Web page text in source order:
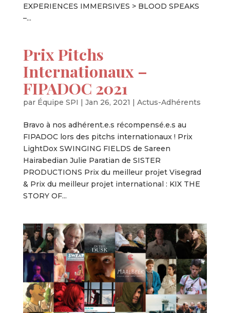
EXPERIENCES IMMERSIVES > BLOOD SPEAKS
–...
Prix Pitchs
Internationaux –
FIPADOC 2021
par Équipe SPI | Jan 26, 2021 | Actus-Adhérents
Bravo à nos adhérent.e.s récompensé.e.s au
FIPADOC lors des pitchs internationaux ! Prix
LightDox SWINGING FIELDS de Sareen
Hairabedian Julie Paratian de SISTER
PRODUCTIONS Prix du meilleur projet Visegrad
& Prix du meilleur projet international : KIX THE
STORY OF...